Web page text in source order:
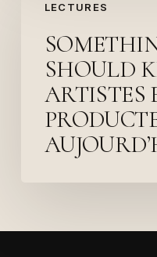
LECTURES
YOU
SHOULD
KNOW:
ARTISTES
PRODUCTEURS
AUJOURD’HUI
SHOULD
ARTISTES